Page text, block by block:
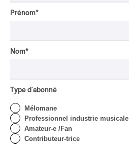
Prénom*
Nom*
Type d'abonné
Mélomane
Professionnel industrie musicale
Amateur-e /Fan
Contributeur-trice